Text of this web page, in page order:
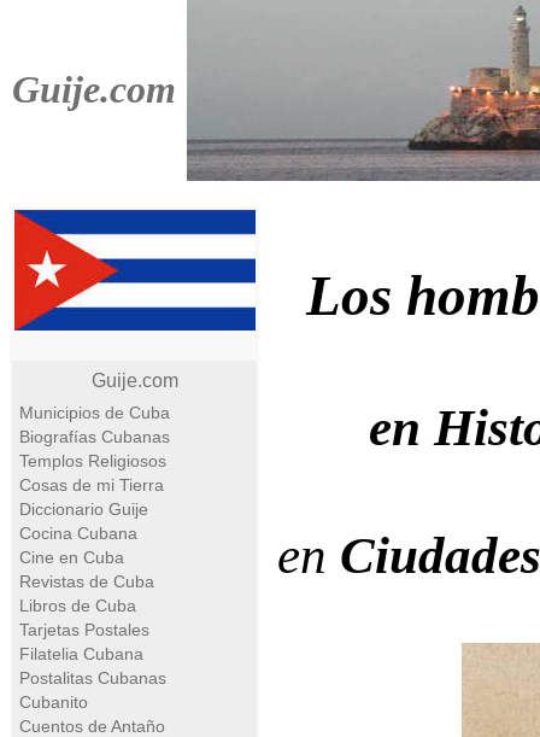
Guije.com
Guije.com
Municipios de Cuba
Biografías Cubanas
Templos Religiosos
Cosas de mi Tierra
Diccionario Guije
Cocina Cubana
Cine en Cuba
Revistas de Cuba
Libros de Cuba
Tarjetas Postales
Filatelia Cubana
Postalitas Cubanas
Cubanito
Cuentos de Antaño
Los
en
en